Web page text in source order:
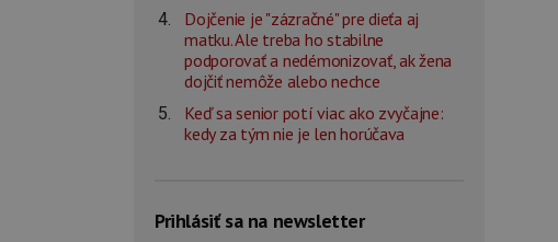
Dojčenie je "zázračné" pre dieťa aj
matku. Ale treba ho stabilne
podporovať a nedémonizovať, ak žena
dojčiť nemôže alebo nechce
Keď sa senior potí viac ako zvyčajne:
kedy za tým nie je len horúčava
Prihlásiť sa na newsletter